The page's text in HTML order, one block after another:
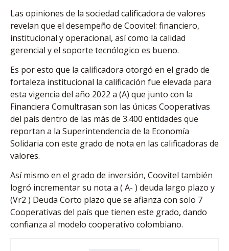
Las opiniones de la sociedad calificadora de valores
revelan que el desempeño de Coovitel: financiero,
institucional y operacional, así como la calidad
gerencial y el soporte tecnólogico es bueno.
Es por esto que la calificadora otorgó en el grado de
fortaleza institucional la calificación fue elevada para
esta vigencia del año 2022 a (A) que junto con la
Financiera Comultrasan son las únicas Cooperativas
del país dentro de las más de 3.400 entidades que
reportan a la Superintendencia de la Economía
Solidaria con este grado de nota en las calificadoras de
valores.
Así mismo en el grado de inversión, Coovitel también
logró incrementar su nota a ( A- ) deuda largo plazo y
(Vr2 ) Deuda Corto plazo que se afianza con solo 7
Cooperativas del país que tienen este grado, dando
confianza al modelo cooperativo colombiano.